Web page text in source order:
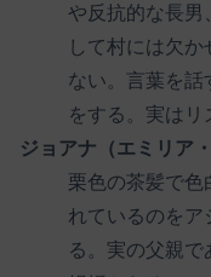
や反抗的な長男
して村には欠
ない。言葉を話
をする。実はリ
ジョアナ（エミリア
栗色の茶髪で色
れているのをア
る。実の父親で